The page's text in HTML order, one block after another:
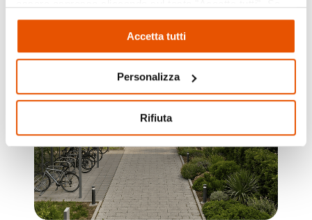
non vuole i cookie di profilazione può negare il consenso
cliccando sul tasto "Rifiuta"Accetta tutti
Personalizza
Rifiuta